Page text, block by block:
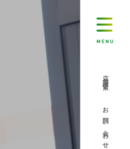
MENU
店舗検索
お問い合わせ